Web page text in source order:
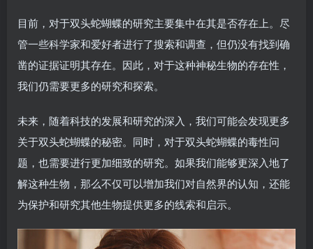
目前，对于双头蛇蝴蝶的研究主要集中在其是否存在上。尽
管一些科学家和爱好者进行了搜索和调查，但仍没有找到确
凿的证据证明其存在。因此，对于这种神秘生物的存在性，
我们仍需要更多的研究和探索。
未来，随着科技的发展和研究的深入，我们可能会发现更多
关于双头蛇蝴蝶的秘密。同时，对于双头蛇蝴蝶的毒性问
题，也需要进行更加细致的研究。如果我们能够更深入地了
解这种生物，那么不仅可以增加我们对自然界的认知，还能
为保护和研究其他生物提供更多的线索和启示。